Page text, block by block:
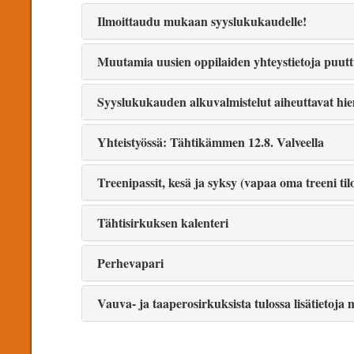
Ilmoittaudu mukaan syyslukukaudelle!
Muutamia uusien oppilaiden yhteystietoja
Syyslukukauden alkuvalmistelut aiheuttavat
Yhteistyössä: Tähtikämmen 12.8. Valveella
Treenipassit, kesä ja syksy (vapaa oma treeni
Tähtisirkuksen kalenteri
Perhevapari
Vauva- ja taaperosirkuksista tulossa lisätietoja